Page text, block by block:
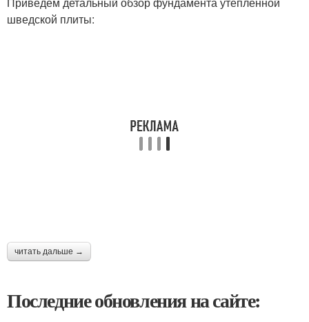
шведской плиты:
читать дальше →
Последние обновления на сайте: